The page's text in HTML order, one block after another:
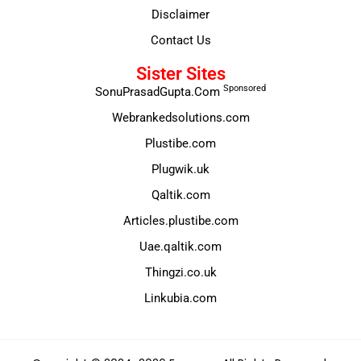
Disclaimer
Contact Us
Sister Sites
SonuPrasadGupta.Com Sponsored
Webrankedsolutions.com
Plustibe.com
Plugwik.uk
Qaltik.com
Articles.plustibe.com
Uae.qaltik.com
Thingzi.co.uk
Linkubia.com